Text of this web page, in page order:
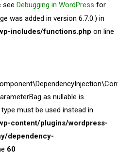
see Debugging in WordPress for
was added in version 6.7.0.) in
includes/functions.php on line
as nullable is
must be used instead in
content/plugins/wordpress-
dependency-
60